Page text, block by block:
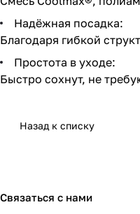
Надёжная посадка:
Благодаря гибкой
Простота в уходе:
Быстро сохнут, не
Назад к списку
Связаться с нами